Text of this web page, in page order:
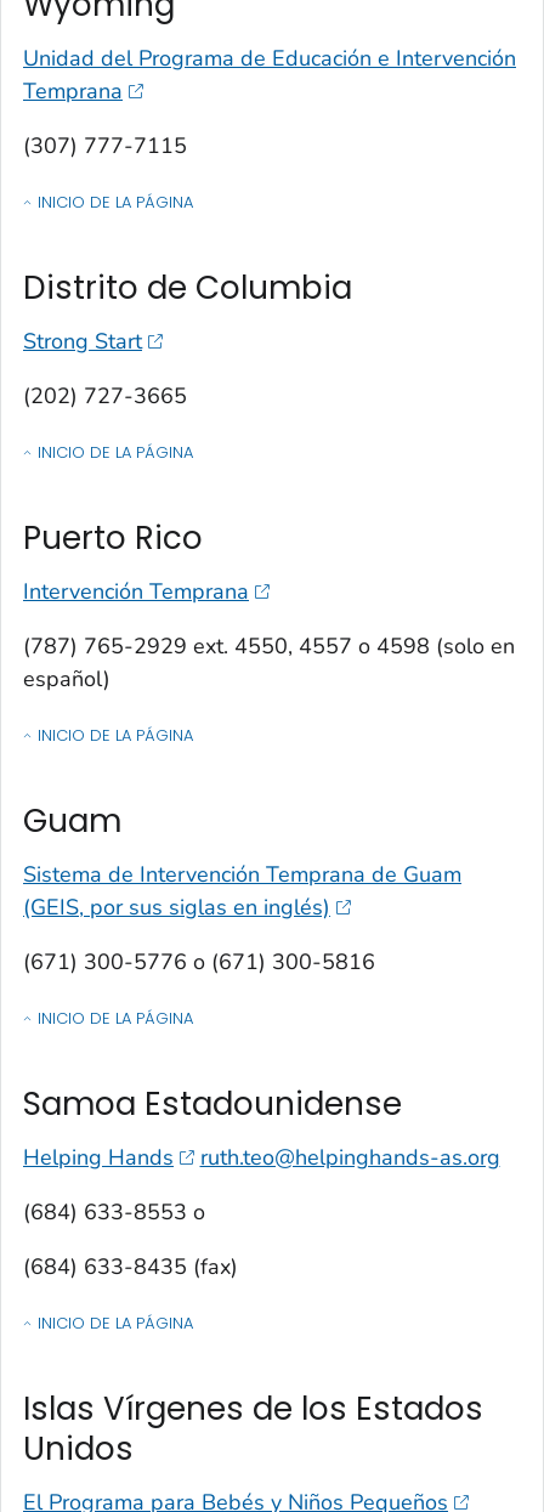
Unidad del Programa de Educación e Intervención
Temprana
(307) 777-7115
INICIO DE LA PÁGINA
OF CONTACTOS POR ESTADO, TERRITORIO O ESTADO LIBRE
Distrito de Columbia
Strong Start
(202) 727-3665
INICIO DE LA PÁGINA
OF CONTACTOS POR ESTADO, TERRITORIO O ESTADO LIBRE
Puerto Rico
Intervención Temprana
(787) 765-2929 ext. 4550, 4557 o 4598 (solo en
español)
INICIO DE LA PÁGINA
OF CONTACTOS POR ESTADO, TERRITORIO O ESTADO LIBRE
Guam
Sistema de Intervención Temprana de Guam
(GEIS, por sus siglas en inglés)
(671) 300-5776 o (671) 300-5816
INICIO DE LA PÁGINA
OF CONTACTOS POR ESTADO, TERRITORIO O ESTADO LIBRE
Samoa Estadounidense
Helping Hands
ruth.teo@helpinghands-as.org
(684) 633-8553 o
(684) 633-8435 (fax)
INICIO DE LA PÁGINA
OF CONTACTOS POR ESTADO, TERRITORIO O ESTADO LIBRE
Islas Vírgenes de los Estados
Unidos
El Programa para Bebés y Niños Pequeños